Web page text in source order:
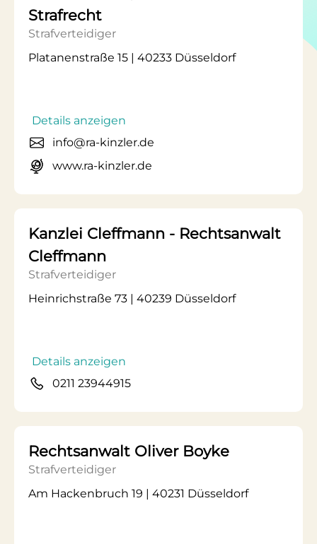
Strafrecht
Strafverteidiger
Platanenstraße 15 | 40233 Düsseldorf
Details anzeigen
info@ra-kinzler.de
www.ra-kinzler.de
Kanzlei Cleffmann - Rechtsanwalt
Cleffmann
Strafverteidiger
Heinrichstraße 73 | 40239 Düsseldorf
Details anzeigen
0211 23944915
Rechtsanwalt Oliver Boyke
Strafverteidiger
Am Hackenbruch 19 | 40231 Düsseldorf